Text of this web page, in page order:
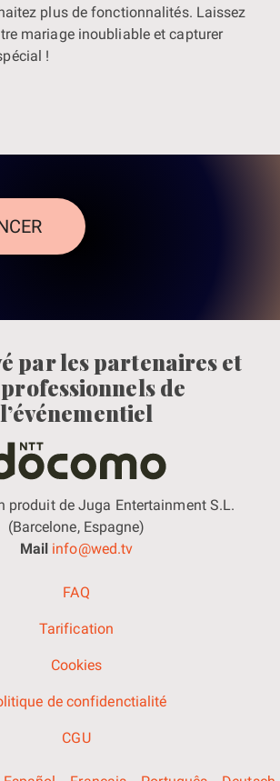
plus de fonctionnalités. Laissez
mariage inoubliable et capturer
!
par les partenaires et
de
l’événementiel
produit de Juga Entertainment S.L.
(Barcelone, Espagne)
Mail info@wed.tv
FAQ
Tarification
Cookies
de confidenctialité
CGU